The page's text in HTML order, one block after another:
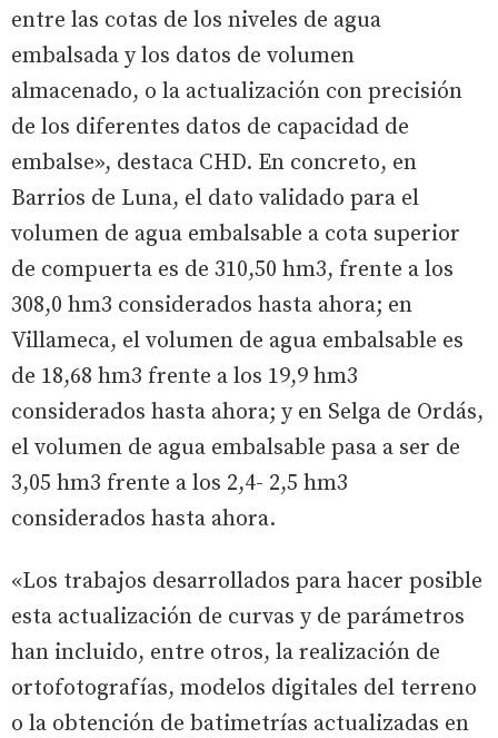
entre las cotas de los niveles de agua
embalsada y los datos de volumen
almacenado, o la actualización con precisión
de los diferentes datos de capacidad de
embalse», destaca CHD. En concreto, en
Barrios de Luna, el dato validado para el
volumen de agua embalsable a cota superior
de compuerta es de 310,50 hm3, frente a los
308,0 hm3 considerados hasta ahora; en
Villameca, el volumen de agua embalsable es
de 18,68 hm3 frente a los 19,9 hm3
considerados hasta ahora; y en Selga de Ordás,
el volumen de agua embalsable pasa a ser de
3,05 hm3 frente a los 2,4- 2,5 hm3
considerados hasta ahora.
«Los trabajos desarrollados para hacer posible
esta actualización de curvas y de parámetros
han incluido, entre otros, la realización de
ortofotografías, modelos digitales del terreno
o la obtención de batimetrías actualizadas en